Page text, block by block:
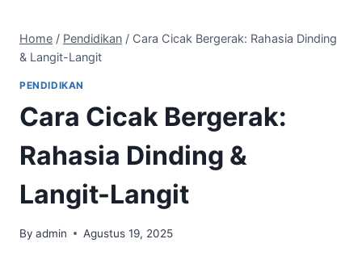
Home / Pendidikan / Cara Cicak Bergerak: Rahasia Dinding
& Langit-Langit
PENDIDIKAN
Cara Cicak Bergerak:
Rahasia Dinding &
Langit-Langit
By admin Agustus 19, 2025